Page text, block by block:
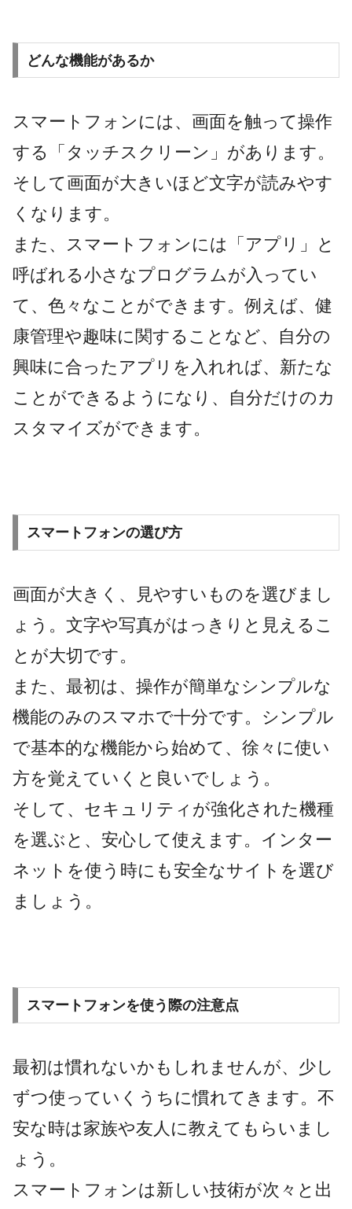
どんな機能があるか
スマートフォンには、画面を触って操作
する「タッチスクリーン」があります。
そして画面が大きいほど文字が読みやす
くなります。
また、スマートフォンには「アプリ」と
呼ばれる小さなプログラムが入ってい
て、色々なことができます。例えば、健
康管理や趣味に関することなど、自分の
興味に合ったアプリを入れれば、新たな
ことができるようになり、自分だけのカ
スタマイズができます。
スマートフォンの選び方
画面が大きく、見やすいものを選びまし
ょう。文字や写真がはっきりと見えるこ
とが大切です。
また、最初は、操作が簡単なシンプルな
機能のみのスマホで十分です。シンプル
で基本的な機能から始めて、徐々に使い
方を覚えていくと良いでしょう。
そして、セキュリティが強化された機種
を選ぶと、安心して使えます。インター
ネットを使う時にも安全なサイトを選び
ましょう。
スマートフォンを使う際の注意点
最初は慣れないかもしれませんが、少し
ずつ使っていくうちに慣れてきます。不
安な時は家族や友人に教えてもらいまし
ょう。
スマートフォンは新しい技術が次々と出